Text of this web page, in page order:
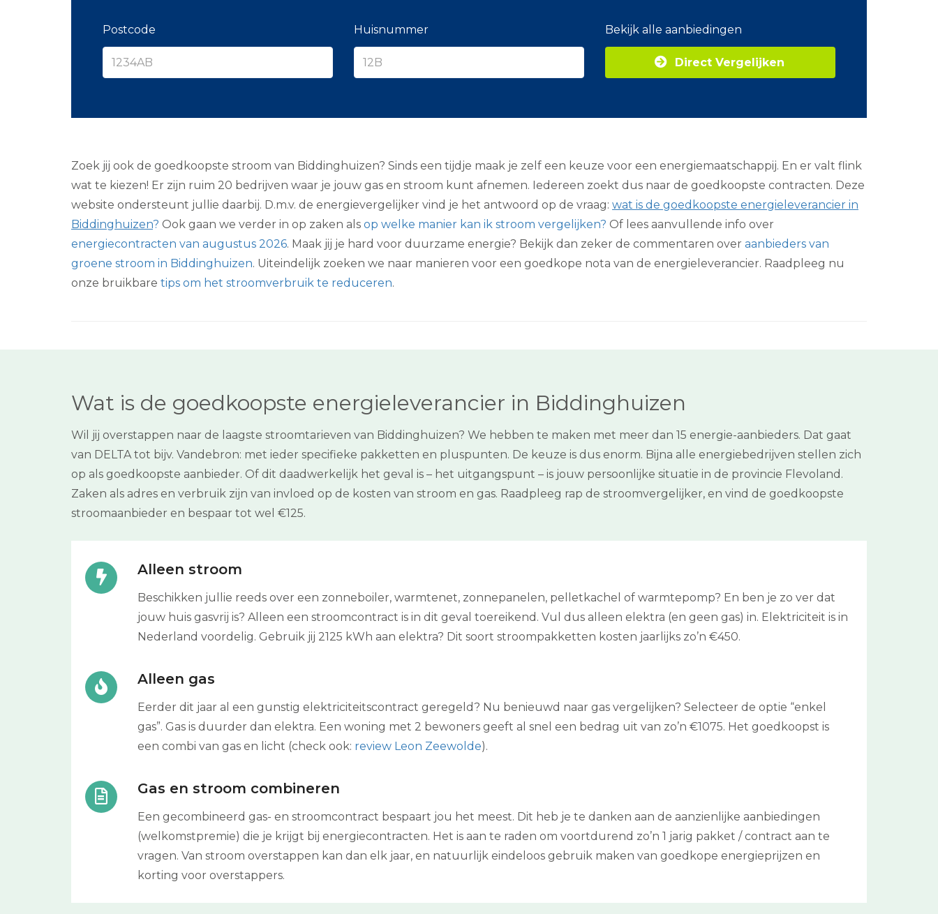
a
e
m
Z
j
n
e
g
i
Postcode Huisnummer Bekijk alle aanbiedingen
Direct Vergelijken
Zoek jij ook de goedkoopste stroom van Biddinghuizen? Sinds een tijdje maak je zelf een keuze voor een energiemaatschappij. En er valt flink
wat te kiezen! Er zijn ruim 20 bedrijven waar je jouw gas en stroom kunt afnemen. Iedereen zoekt dus naar de goedkoopste contracten. Deze
website ondersteunt jullie daarbij. D.m.v. de energievergelijker vind je het antwoord op de vraag: wat is de goedkoopste energieleverancier in
Biddinghuizen? Ook gaan we verder in op zaken als op welke manier kan ik stroom vergelijken? Of lees aanvullende info over
energiecontracten van augustus 2026. Maak jij je hard voor duurzame energie? Bekijk dan zeker de commentaren over aanbieders van
groene stroom in Biddinghuizen. Uiteindelijk zoeken we naar manieren voor een goedkope nota van de energieleverancier. Raadpleeg nu
onze bruikbare tips om het stroomverbruik te reduceren.
Wat is de goedkoopste energieleverancier in Biddinghuizen
Wil jij overstappen naar de laagste stroomtarieven van Biddinghuizen? We hebben te maken met meer dan 15 energie-aanbieders. Dat gaat
van DELTA tot bijv. Vandebron: met ieder specifieke pakketten en pluspunten. De keuze is dus enorm. Bijna alle energiebedrijven stellen zich
op als goedkoopste aanbieder. Of dit daadwerkelijk het geval is – het uitgangspunt – is jouw persoonlijke situatie in de provincie Flevoland.
Zaken als adres en verbruik zijn van invloed op de kosten van stroom en gas. Raadpleeg rap de stroomvergelijker, en vind de goedkoopste
stroomaanbieder en bespaar tot wel €125.
Alleen stroom
Beschikken jullie reeds over een zonneboiler, warmtenet, zonnepanelen, pelletkachel of warmtepomp? En ben je zo ver dat
jouw huis gasvrij is? Alleen een stroomcontract is in dit geval toereikend. Vul dus alleen elektra (en geen gas) in. Elektriciteit is in
Nederland voordelig. Gebruik jij 2125 kWh aan elektra? Dit soort stroompakketten kosten jaarlijks zo’n €450.
Alleen gas
Eerder dit jaar al een gunstig elektriciteitscontract geregeld? Nu benieuwd naar gas vergelijken? Selecteer de optie “enkel
gas”. Gas is duurder dan elektra. Een woning met 2 bewoners geeft al snel een bedrag uit van zo’n €1075. Het goedkoopst is
een combi van gas en licht (check ook: review Leon Zeewolde).
Gas en stroom combineren
Een gecombineerd gas- en stroomcontract bespaart jou het meest. Dit heb je te danken aan de aanzienlijke aanbiedingen
(welkomstpremie) die je krijgt bij energiecontracten. Het is aan te raden om voortdurend zo’n 1 jarig pakket / contract aan te
vragen. Van stroom overstappen kan dan elk jaar, en natuurlijk eindeloos gebruik maken van goedkope energieprijzen en
korting voor overstappers.